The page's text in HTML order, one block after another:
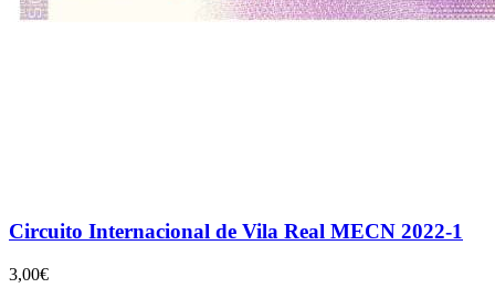
Circuito Internacional de Vila Real MECN 2022-1
3,00€